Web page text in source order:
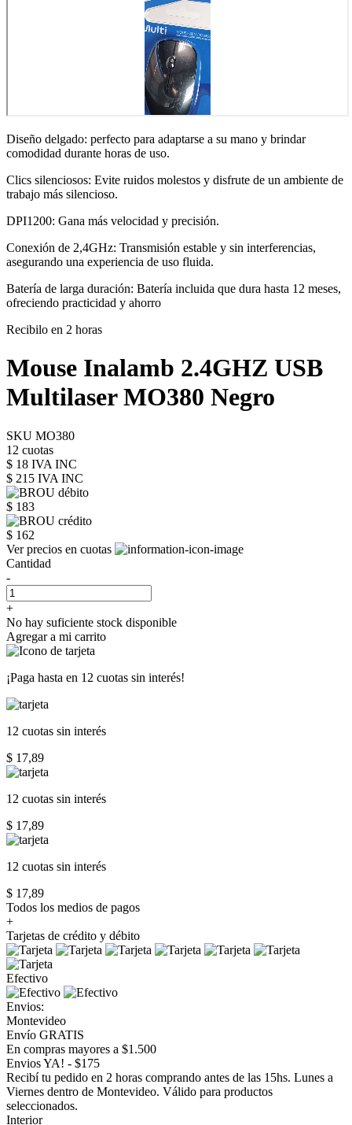
Diseño delgado: perfecto para adaptarse a su mano y brindar
comodidad durante horas de uso.
Clics silenciosos: Evite ruidos molestos y disfrute de un ambiente de
trabajo más silencioso.
DPI1200: Gana más velocidad y precisión.
Conexión de 2,4GHz: Transmisión estable y sin interferencias,
asegurando una experiencia de uso fluida.
Batería de larga duración: Batería incluida que dura hasta 12 meses,
ofreciendo practicidad y ahorro
Recibilo en 2 horas
Mouse Inalamb 2.4GHZ USB
Multilaser MO380 Negro
SKU MO380
12 cuotas
$ 18 IVA INC
$ 215 IVA INC
$ 183
$ 162
Ver precios en cuotas
Cantidad
-
+
No hay suficiente stock disponible
Agregar a mi carrito
¡Paga hasta en 12 cuotas sin interés!
12 cuotas sin interés
$ 17,89
12 cuotas sin interés
$ 17,89
12 cuotas sin interés
$ 17,89
Todos los medios de pagos
+
Tarjetas de crédito y débito
Efectivo
Envios:
Montevideo
Envío GRATIS
En compras mayores a $1.500
Envios YA! - $175
Recibí tu pedido en 2 horas comprando antes de las 15hs. Lunes a
Viernes dentro de Montevideo. Válido para productos
seleccionados.
Interior